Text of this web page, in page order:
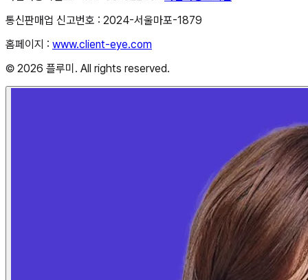
통신판매업 신고번호 : 2024-서울마포-1879
홈페이지 : www.client-eye.com
© 2026 플루미. All rights reserved.